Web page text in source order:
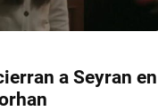
a Seyran en